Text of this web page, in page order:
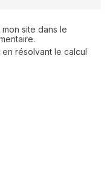
site dans le
résolvant le calcul